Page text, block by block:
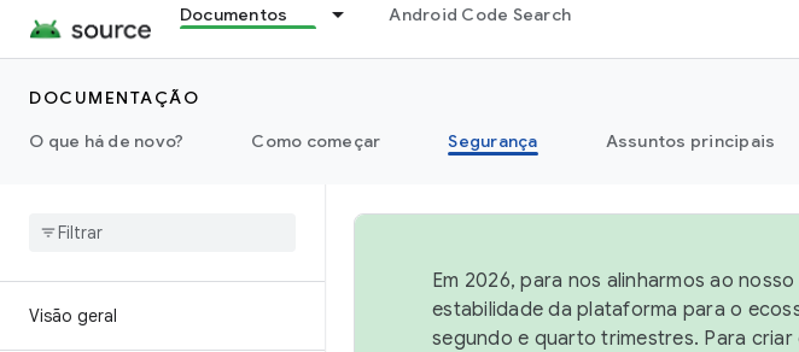
Documentos Android Code Search
DOCUMENTAÇÃO
O que há de novo?
Como começar Segurança Assuntos principais
Visão geral
Em 2026, para nos alinharmos ao
estabilidade da plataforma para o
segundo e quarto trimestres. Para criar